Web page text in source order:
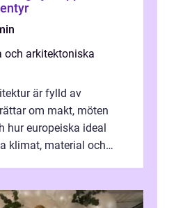
och arkitektoniska
är fylld av
om makt, möten
hur europeiska ideal
klimat, material och